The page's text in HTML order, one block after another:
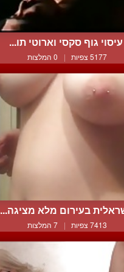
עיסוי גוף סקסי וארוטי תו...
5177 צפיות | 0 המלצות
בעירום מלא מציגה...
7413 צפיות | 7 המלצות